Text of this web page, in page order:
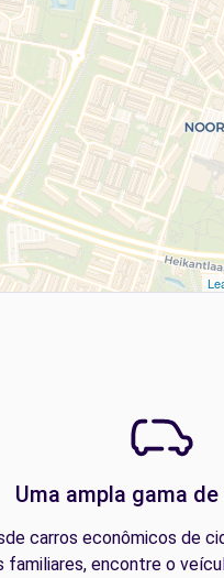
Uma ampla gama
carros econômicos de
familiares, encontre o